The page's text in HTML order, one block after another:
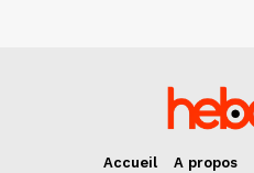
Accueil A propos